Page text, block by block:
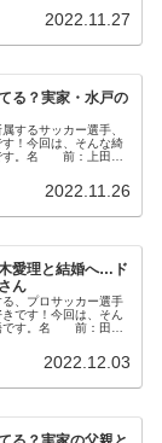
2022.11.27
る？実家・水戸の
するサッカー選手、
す！今回は、そんな綺
す。名 前：上田綺
2022.11.26
愛理と結婚へ…ド
ん
、プロサッカー選手
です！今回は、そん
です。名 前：田中
2022.12.03